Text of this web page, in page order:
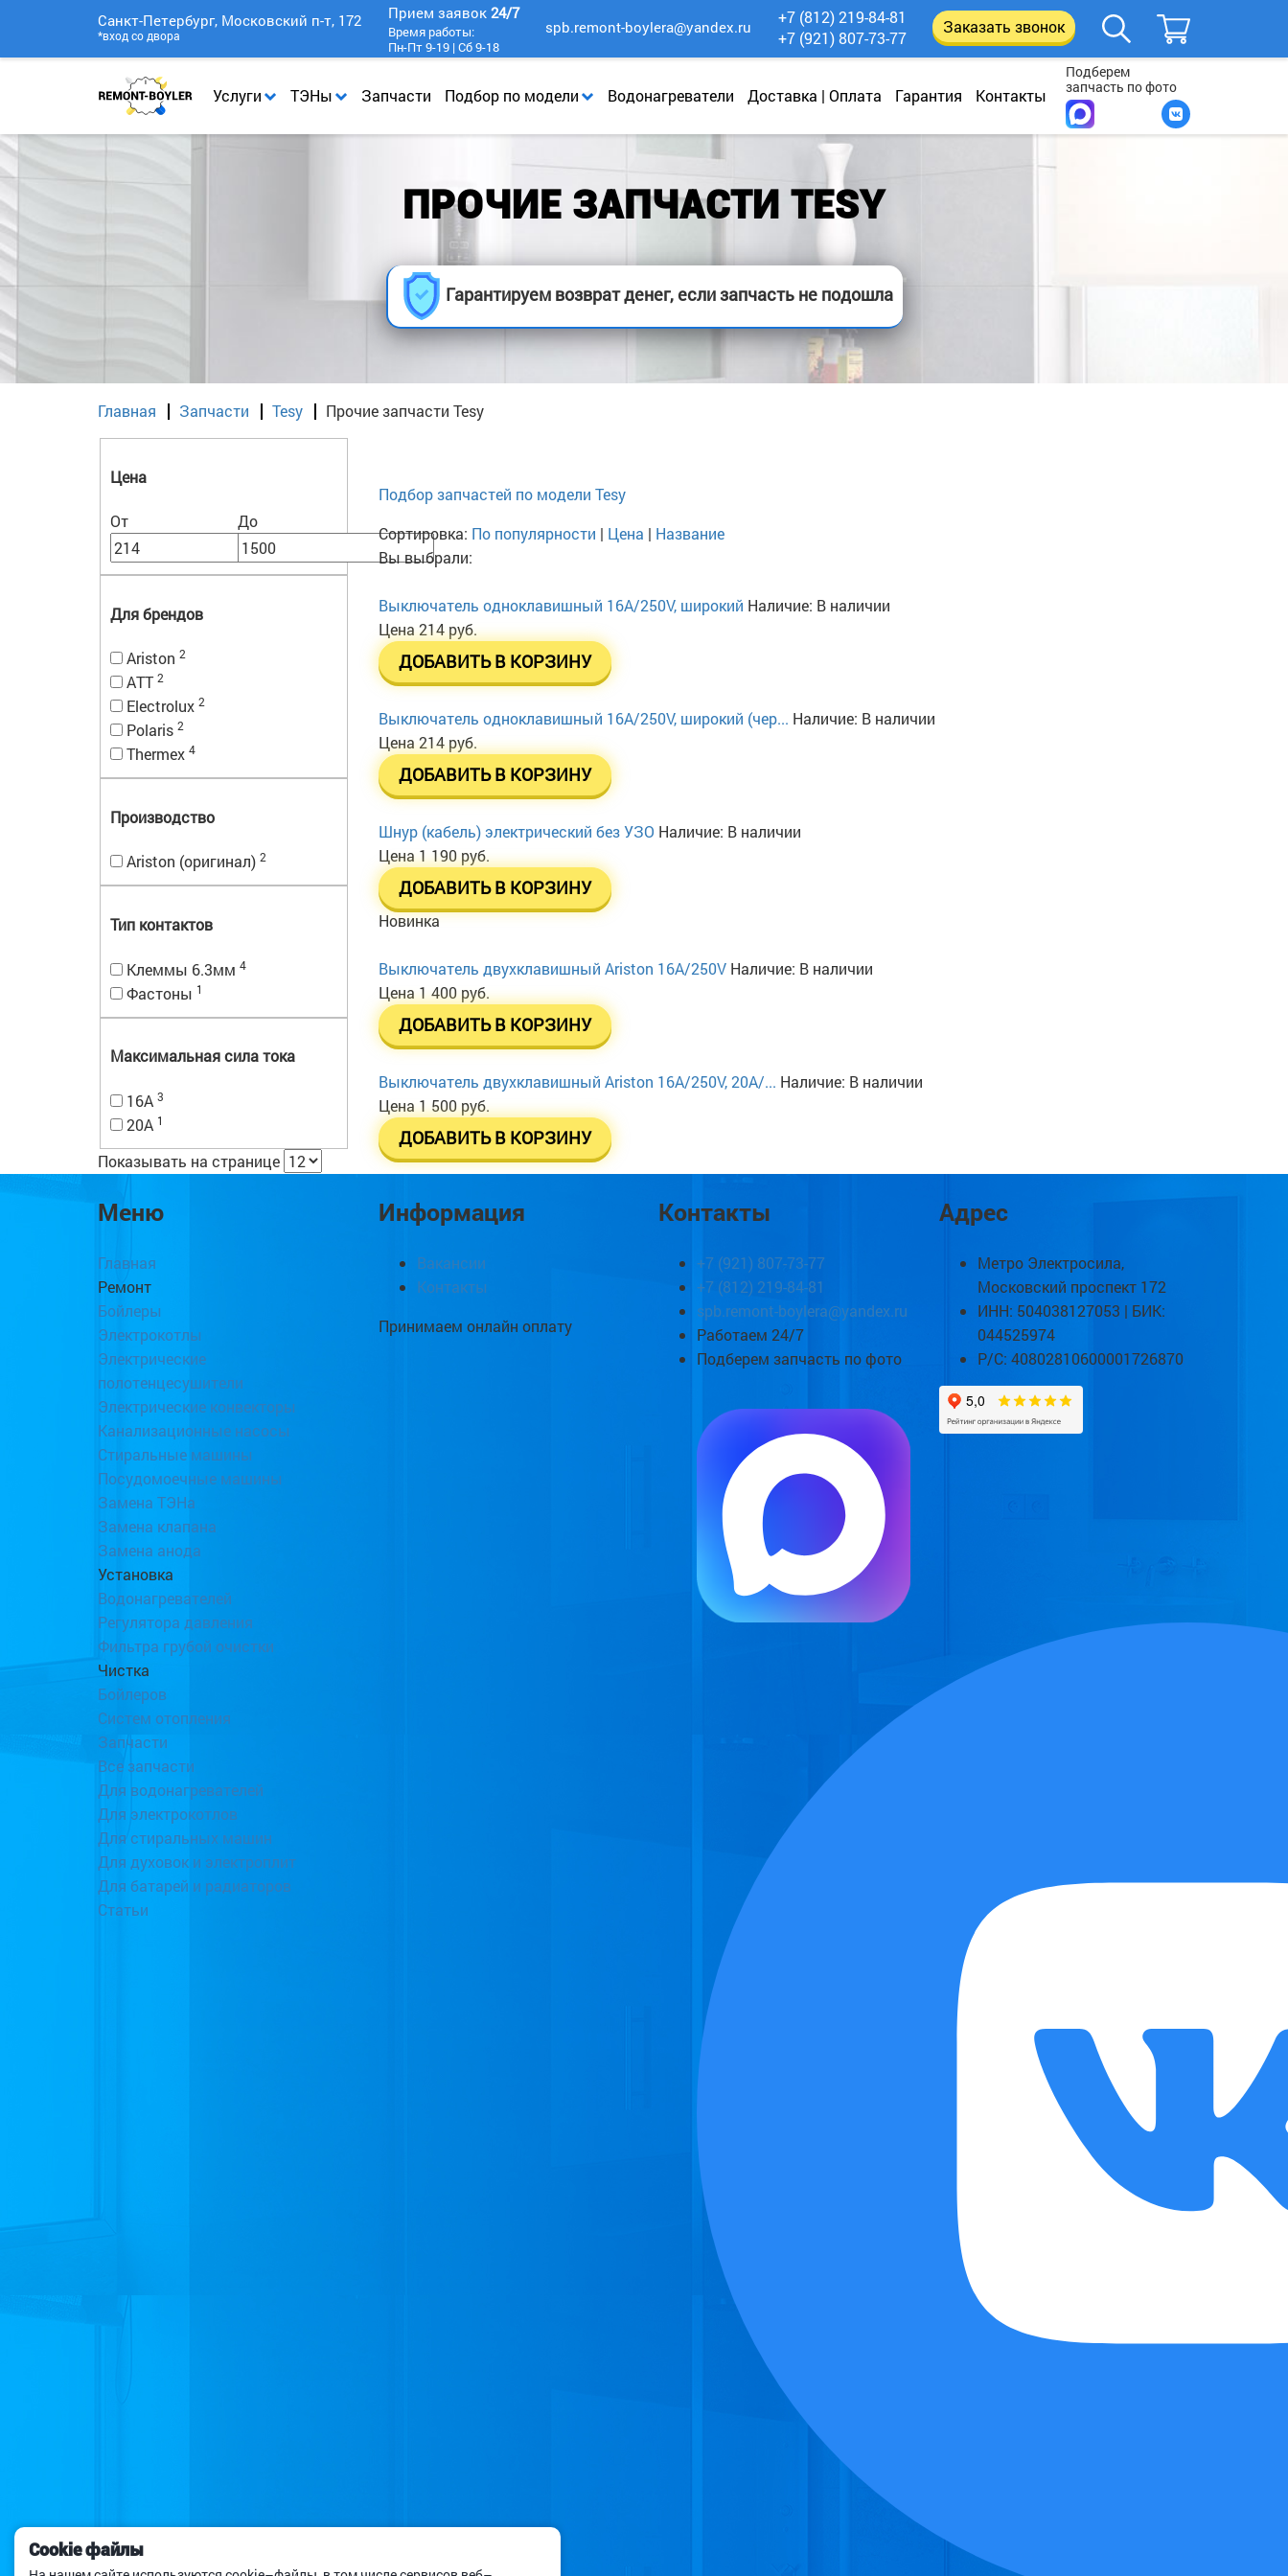
Услуги ТЭНы Запчасти Подбор по модели Водонагреватели Доставка | Оплата Гарантия Контакты
Подберем
запчасть по фото
Санкт-Петербург, Московский п-т, 172
*вход со двора
Прием заявок 24/7
Время работы:
Пн-Пт 9-19 | Сб 9-18
spb.remont-boylera@yandex.ru
+7 (812) 219-84-81
+7 (921) 807-73-77
Заказать звонок
ПРОЧИЕ ЗАПЧАСТИ TESY
Гарантируем возврат денег, если запчасть не подошла
Главная Запчасти Tesy Прочие запчасти Tesy
Цена
От До
Для брендов
Ariston 2
ATT 2
Electrolux 2
Polaris 2
Thermex 4
Производство
Ariston (оригинал) 2
Тип контактов
Клеммы 6.3мм 4
Фастоны 1
Максимальная сила тока
16А 3
20А 1
Показывать на странице
Подбор запчастей по модели Tesy
Сортировка: По популярности | Цена | Название
Вы выбрали:
Выключатель одноклавишный 16А/250V, широкий Наличие: В наличии
Цена 214 руб.
ДОБАВИТЬ В КОРЗИНУ
Выключатель одноклавишный 16А/250V, широкий (чер... Наличие: В наличии
Цена 214 руб.
ДОБАВИТЬ В КОРЗИНУ
Шнур (кабель) электрический без УЗО Наличие: В наличии
Цена 1 190 руб.
ДОБАВИТЬ В КОРЗИНУ
Новинка
Выключатель двухклавишный Ariston 16А/250VНаличие: В наличии
Цена 1 400 руб.
ДОБАВИТЬ В КОРЗИНУ
Выключатель двухклавишный Ariston 16A/250V, 20A/... Наличие: В наличии
Цена 1 500 руб.
ДОБАВИТЬ В КОРЗИНУ
Cookie файлы
Меню
Главная
Ремонт
Бойлеры
Электрокотлы
Электрические
полотенцесушители
Электрические конвекторы
Канализационные насосы
Стиральные машины
Посудомоечные машины
Замена ТЭНа
Замена клапана
Замена анода
Установка
Водонагревателей
Регулятора давления
Фильтра грубой очистки
Чистка
Бойлеров
Систем отопления
Запчасти
Все запчасти
Для водонагревателей
Для электрокотлов
Для стиральных машин
Для духовок и электроплит
Для батарей и радиаторов
Статьи
Информация
Вакансии
Контакты
Принимаем онлайн оплату
Контакты
+7 (921) 807-73-77
+7 (812) 219-84-81
spb.remont-boylera@yandex.ru
Работаем 24/7
Подберем запчасть по фото
Адрес
Метро Электросила,
Московский проспект 172
ИНН: 504038127053 | БИК:
044525974
Р/С: 40802810600001726870